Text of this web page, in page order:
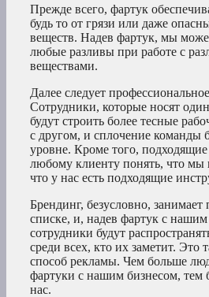
Прежде всего, фартук
будь то от грязи или даже
веществ. Надев фартук, мы
любые разливы при работе с
веществами.
Далее следует
Сотрудники, которые носят
будут строить более тесные
с другом, и сплочение команды
уровне. Кроме того,
любому клиенту понять, что мы
что у нас есть подходящие
Брендинг, безусловно, занимает
списке, и, надев фартук с
сотрудники будут
среди всех, кто их заметит. Это
способ рекламы. Чем больше
фартуки с нашим бизнесом,
нас.